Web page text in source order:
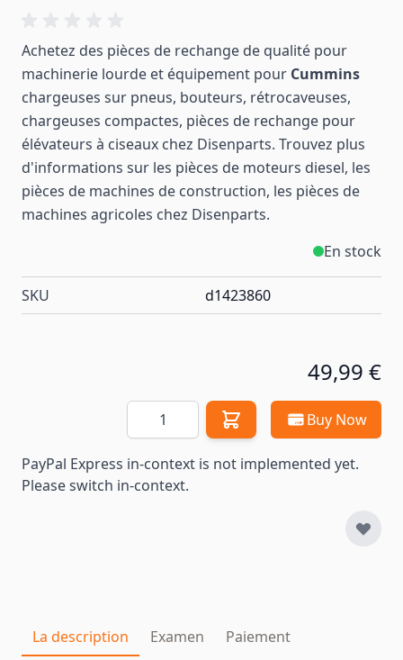
Achetez des pièces de rechange de qualité pour
machinerie lourde et équipement pour Cummins
chargeuses sur pneus, bouteurs, rétrocaveuses,
chargeuses compactes, pièces de rechange pour
élévateurs à ciseaux chez Disenparts. Trouvez plus
d'informations sur les pièces de moteurs diesel, les
pièces de machines de construction, les pièces de
machines agricoles chez Disenparts.
En stock
SKU d1423860
49,99 €
Quantité Buy Now
PayPal Express in-context is not implemented yet.
Please switch in-context.
La description Examen
Paiement